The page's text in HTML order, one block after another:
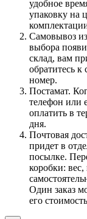
удобное
упаковку на
Самовывоз
выбора
склад, вам
обратитесь к
номер.
Постамат.
телефон или
оплатить в
дня.
Почтовая
придет в
посылке.
коробки:
Один заказ
его